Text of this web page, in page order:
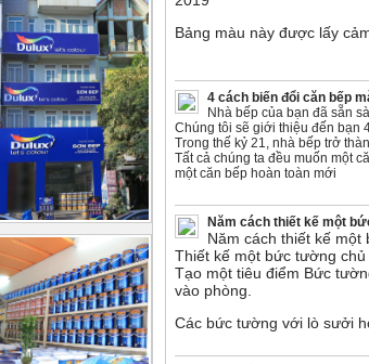
Bảng màu này được lấy
4 cách biến đổi căn bếp
Nhà bếp của bạn đã sẵn
Chúng tôi sẽ giới thiệu đến bạn
Trong thế kỷ 21, nhà bếp trở
Tất cả chúng ta đều muốn một
một căn bếp hoàn toàn mới
Năm cách thiết kế một
Năm cách thiết kế
Thiết kế một bức tường
Tạo một tiêu điểm Bức
vào phòng.
Các bức tường với lò sưởi